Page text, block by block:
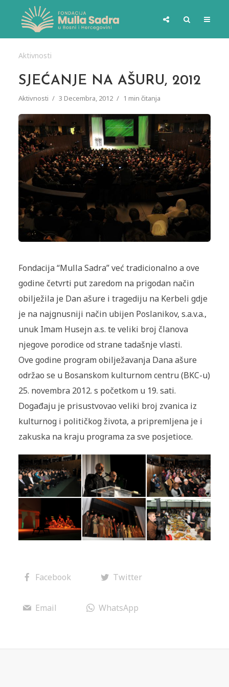
Aktivnosti
SJEĆANJE NA AŠURU, 2012
Aktivnosti 3 Decembra, 2012 1 min čitanja
Fondacija “Mulla Sadra” već tradicionalno a ove
godine četvrti put zaredom na prigodan način
obilježila je Dan ašure i tragediju na Kerbeli gdje
je na najgnusniji način ubijen Poslanikov, s.a.v.a.,
unuk Imam Husejn a.s. te veliki broj članova
njegove porodice od strane tadašnje vlasti.
Ove godine program obilježavanja Dana ašure
održao se u Bosanskom kulturnom centru (BKC-u)
25. novembra 2012. s početkom u 19. sati.
Događaju je prisustvovao veliki broj zvanica iz
kulturnog i političkog života, a pripremljena je i
zakuska na kraju programa za sve posjetioce.
Facebook Twitter
Email WhatsApp